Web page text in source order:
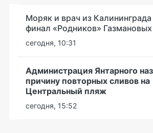
Моряк и врач из
финал «Родников» Газмановых
сегодня, 10:31
Администрация Янтарного
причину повторных сливов на
Центральный пляж
сегодня, 15:52